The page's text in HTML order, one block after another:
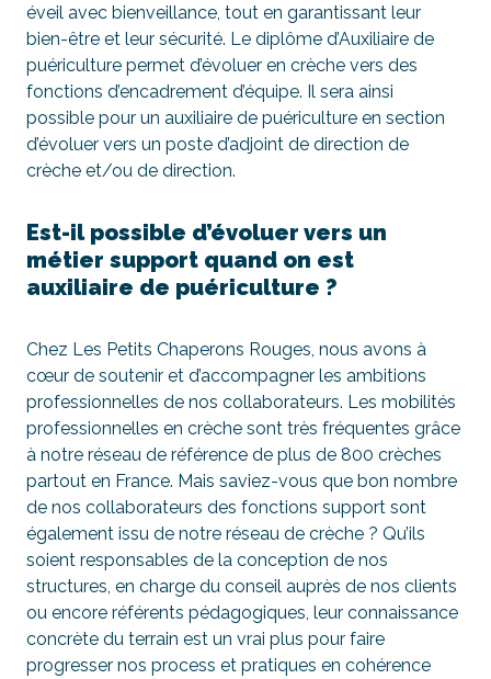
éveil avec bienveillance, tout en garantissant leur
bien-être et leur sécurité. Le diplôme d’Auxiliaire de
puériculture permet d’évoluer en crèche vers des
fonctions d’encadrement d’équipe. Il sera ainsi
possible pour un auxiliaire de puériculture en section
d’évoluer vers un poste d’adjoint de direction de
crèche et/ou de direction.
Est-il possible d’évoluer vers un
métier support quand on est
auxiliaire de puériculture ?
Chez Les Petits Chaperons Rouges, nous avons à
cœur de soutenir et d’accompagner les ambitions
professionnelles de nos collaborateurs. Les mobilités
professionnelles en crèche sont très fréquentes grâce
à notre réseau de référence de plus de 800 crèches
partout en France. Mais saviez-vous que bon nombre
de nos collaborateurs des fonctions support sont
également issu de notre réseau de crèche ? Qu’ils
soient responsables de la conception de nos
structures, en charge du conseil auprès de nos clients
ou encore référents pédagogiques, leur connaissance
concrète du terrain est un vrai plus pour faire
progresser nos process et pratiques en cohérence